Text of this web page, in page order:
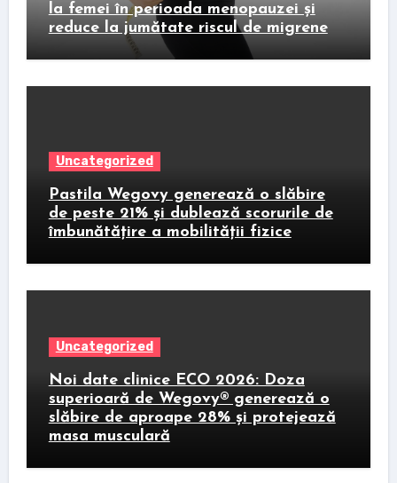
la femei în perioada menopauzei și
reduce la jumătate riscul de migrene
Uncategorized
Pastila Wegovy generează o slăbire
de peste 21% și dublează scorurile de
îmbunătățire a mobilității fizice
Uncategorized
Noi date clinice ECO 2026: Doza
superioară de Wegovy® generează o
slăbire de aproape 28% și protejează
masa musculară